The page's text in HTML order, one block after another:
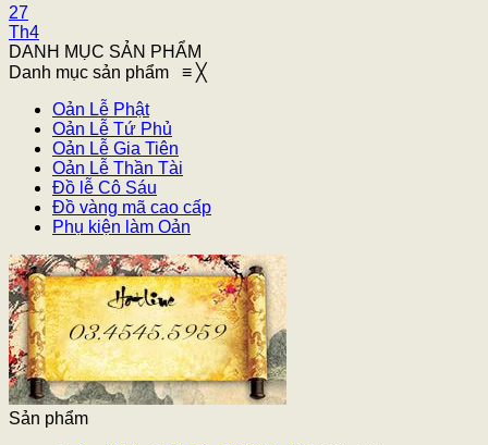
27
Th4
DANH MỤC SẢN PHẨM
Danh mục sản phẩm ≡ ╳
Oản Lễ Phật
Oản Lễ Tứ Phủ
Oản Lễ Gia Tiên
Oản Lễ Thần Tài
Đồ lễ Cô Sáu
Đồ vàng mã cao cấp
Phụ kiện làm Oản
Sản phẩm